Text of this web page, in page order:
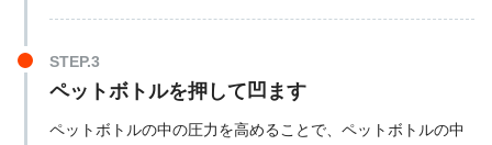
ペットボトルを押して凹ます
ペットボトルの中の圧力を高めることで、ペットボトルの中